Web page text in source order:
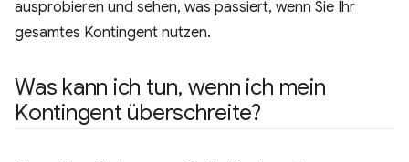
ausprobieren und sehen, was passiert, wenn Sie Ihr
gesamtes Kontingent nutzen.
Was kann ich tun, wenn ich mein
Kontingent überschreite?